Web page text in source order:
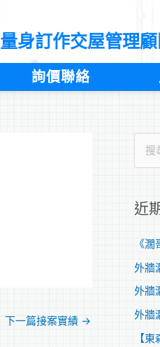
量身訂作交屋管理
詢價聯絡
下一篇接案實績 →
鍵
字
近
《
外牆
外牆
外牆
【